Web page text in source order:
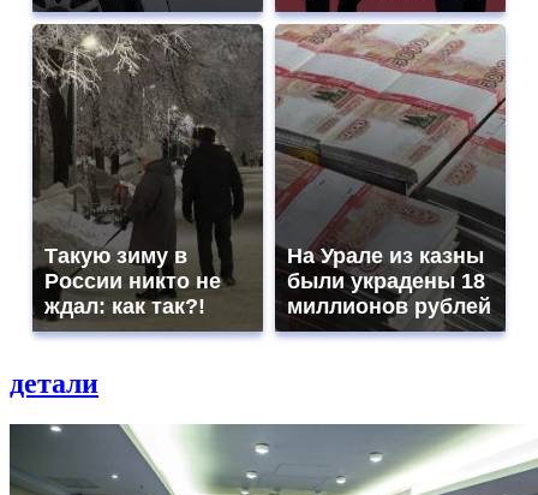
Такую зиму в
России никто не
ждал: как так?!
На Урале из казны
были украдены 18
миллионов рублей
детали